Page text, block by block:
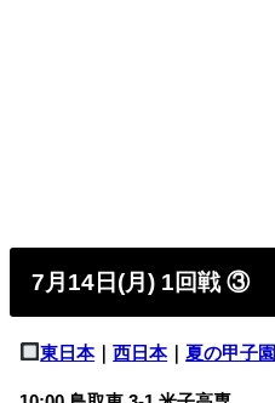
7月14日(月) 1回戦 ③
東日本｜西日本｜夏の甲子園